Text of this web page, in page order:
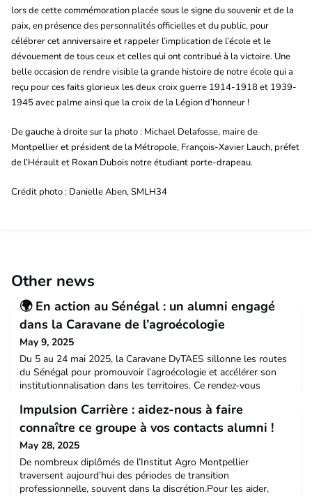
lors de cette commémoration placée sous le signe du souvenir et de la
paix, en présence des personnalités officielles et du public, pour
célébrer cet anniversaire et rappeler l’implication de l’école et le
dévouement de tous ceux et celles qui ont contribué à la victoire. Une
belle occasion de rendre visible la grande histoire de notre école qui a
reçu pour ces faits glorieux les deux croix guerre 1914-1918 et 1939-
1945 avec palme ainsi que la croix de la Légion d’honneur !
De gauche à droite sur la photo : Michael Delafosse, maire de
Montpellier et président de la Métropole, François-Xavier Lauch, préfet
de l’Hérault et Roxan Dubois notre étudiant porte-drapeau.
Crédit photo : Danielle Aben, SMLH34
Other news
🌍 En action au Sénégal : un alumni engagé
dans la Caravane de l’agroécologie
May 9, 2025
Du 5 au 24 mai 2025, la Caravane DyTAES sillonne les routes
du Sénégal pour promouvoir l’agroécologie et accélérer son
institutionnalisation dans les territoires. Ce rendez-vous
engagés pour la transition agroécologique.🎓 Parmi
eux, Raphaël Belmin, diplômé de l’Institut Agro Montpellier et
chercheur au CIRAD, participe à plusieurs étapes
Impulsion Carrière : aidez-nous à faire
connaître ce groupe à vos contacts alumni !
May 28, 2025
De nombreux diplômés de l’Institut Agro Montpellier
traversent aujourd’hui des périodes de transition
professionnelle, souvent dans la discrétion.Pour les aider,